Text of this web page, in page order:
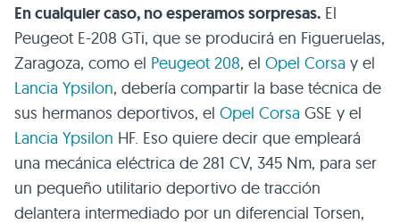
En cualquier caso, no esperamos sorpresas. El
Peugeot E-208 GTi, que se producirá en Figueruelas,
Zaragoza, como el Peugeot 208, el Opel Corsa y el
Lancia Ypsilon, debería compartir la base técnica de
sus hermanos deportivos, el Opel Corsa GSE y el
Lancia Ypsilon HF. Eso quiere decir que empleará
una mecánica eléctrica de 281 CV, 345 Nm, para ser
un pequeño utilitario deportivo de tracción
delantera intermediado por un diferencial Torsen,